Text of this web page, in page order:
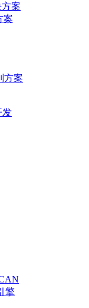
案
案
方案
发
擎